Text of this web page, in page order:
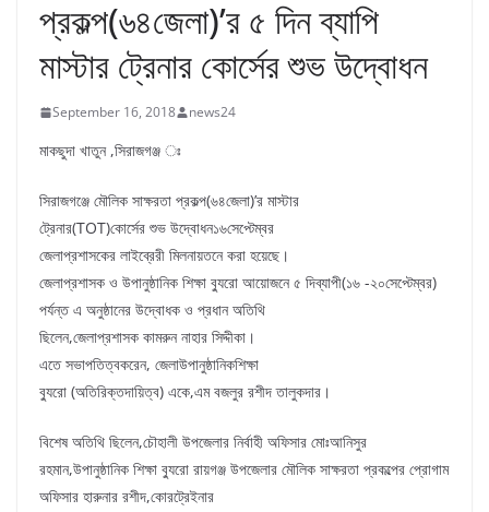
প্রকল্প(৬৪জেলা)’র ৫ দিন ব্যাপি
মাস্টার ট্রেনার কোর্সের শুভ উদ্বোধন
September 16, 2018 news24
মাকছুদা খাতুন ,সিরাজগঞ্জ ঃ
সিরাজগঞ্জে মৌলিক সাক্ষরতা প্রকল্প(৬৪জেলা)’র মাস্টার
ট্রেনার(TOT)কোর্সের শুভ উদ্বোধন১৬সেপ্টেম্বর
জেলাপ্রশাসকের লাইব্রেরী মিলনায়তনে করা হয়েছে।
জেলাপ্রশাসক ও উপানুষ্ঠানিক শিক্ষা ব্যুরো আয়োজনে ৫ দিব্যাপী(১৬ -২০সেপ্টেম্বর)
পর্যন্ত এ অনুষ্ঠানের উদ্বোধক ও প্রধান অতিথি
ছিলেন,জেলাপ্রশাসক কামরুন নাহার সিদ্দীকা।
এতে সভাপতিত্বকরেন, জেলাউপানুষ্ঠানিকশিক্ষা
ব্যুরো (অতিরিক্তদায়িত্ব) একে,এম বজলুর রশীদ তালুকদার।
বিশেষ অতিথি ছিলেন,চৌহালী উপজেলার নির্বাহী অফিসার মোঃআনিসুর
রহমান,উপানুষ্ঠানিক শিক্ষা ব্যুরো রায়গঞ্জ উপজেলার মৌলিক সাক্ষরতা প্রকল্পের প্রোগাম
অফিসার হারুনার রশীদ,কোরট্রেইনার